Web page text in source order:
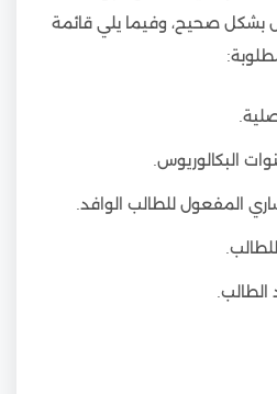
بشكل صحيح، وفيما يلي قائمة
البكالوريوس.
المفعول للطالب الوافد.